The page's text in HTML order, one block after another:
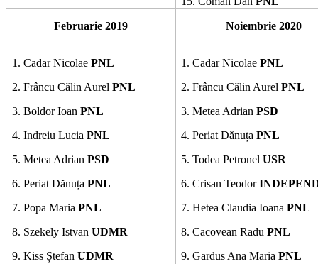
Februarie 2019
1. Cadar Nicolae PNL
2. Frâncu Călin Aurel PNL
3. Boldor Ioan PNL
4. Indreiu Lucia PNL
5. Metea Adrian PSD
6. Periat Dănuța PNL
7. Popa Maria PNL
8. Szekely Istvan UDMR
9. Kiss Ștefan UDMR
Noiembrie 2020
1. Cadar NicolaePNL
2. Frâncu Călin AurelPNL
3. Metea AdrianPSD
4. Periat DănuțaPNL
5. Todea Petronel USR
6. Crisan Teodor
7. Hetea Claudia IoanaPNL
8. Cacovean RaduPNL
9. Gardus Ana MariaPNL